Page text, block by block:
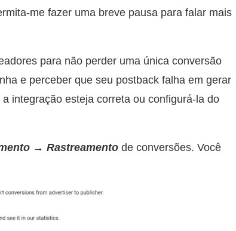
me fazer uma breve pausa para falar mais
para não perder uma única conversão
e perceber que seu postback falha em gerar
integração esteja correta ou configurá-la do
→ Rastreamento de conversões. Você